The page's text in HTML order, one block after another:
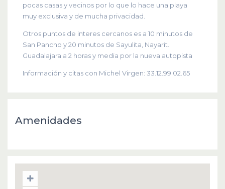
pocas casas y vecinos por lo que lo hace una playa
muy exclusiva y de mucha privacidad.
Otros puntos de interes cercanos es a 10 minutos de
San Pancho y 20 minutos de Sayulita, Nayarit.
Guadalajara a 2 horas y media por la nueva autopista
Información y citas con Michel Virgen: 33.12.99.02.65
Amenidades